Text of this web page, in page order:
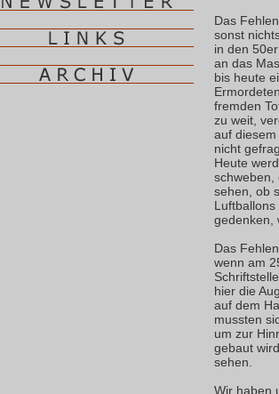
Das
sonst
in den
an das
bis heute
fremden
zu weit,
auf
nicht
Heute
schweben,
sehen, ob
gedenken,
Das
wenn am
hier die
auf dem
mussten
um zur
gebaut
sehen.
Wir haben